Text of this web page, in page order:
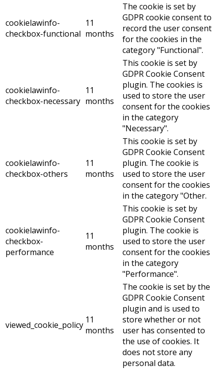
cookielawinfo-
checkbox-functional
11
months
The cookie is set by
GDPR cookie consent to
record the user consent
for the cookies in the
category "Functional".
cookielawinfo-
checkbox-necessary
11
months
This cookie is set by
GDPR Cookie Consent
plugin. The cookies is
used to store the user
consent for the cookies
in the category
"Necessary".
cookielawinfo-
checkbox-others
11
months
This cookie is set by
GDPR Cookie Consent
plugin. The cookie is
used to store the user
consent for the cookies
in the category "Other.
cookielawinfo-
checkbox-
performance
11
months
This cookie is set by
GDPR Cookie Consent
plugin. The cookie is
used to store the user
consent for the cookies
in the category
"Performance".
viewed_cookie_policy 11
months
The cookie is set by the
GDPR Cookie Consent
plugin and is used to
store whether or not
user has consented to
the use of cookies. It
does not store any
personal data.